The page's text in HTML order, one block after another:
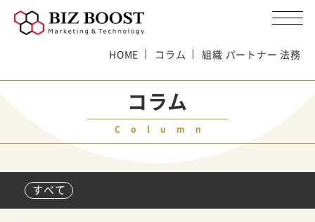
HOME コラム 組織 パートナー 法務
コラム
Column
すべて